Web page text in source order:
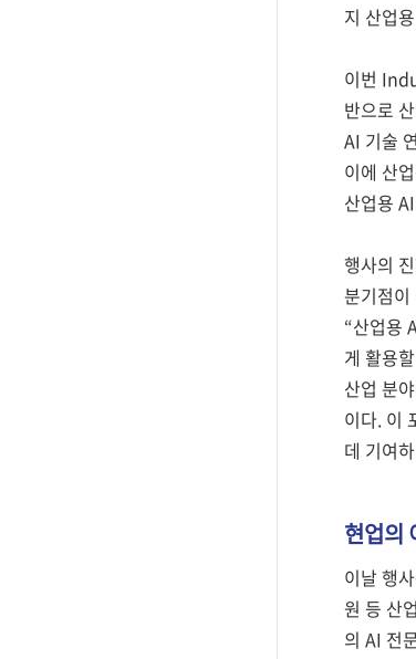
지 산업
이번
반으로
AI 기술
이에 산
산업용
행사의
분기점
“산업용
게 활용
산업 분
이다. 이
데 기여
현업의
이날 행
원 등 산
의 AI 전